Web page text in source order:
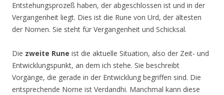
Entstehungsprozeß haben, der abgeschlossen ist und in der
Vergangenheit liegt. Dies ist die Rune von Urd, der ältesten
der Nornen. Sie steht für Vergangenheit und Schicksal.
Die zweite Rune ist die aktuelle Situation, also der Zeit- und
Entwicklungspunkt, an dem ich stehe. Sie beschreibt
Vorgänge, die gerade in der Entwicklung begriffen sind. Die
entsprechende Norne ist Verdandhi. Manchmal kann diese